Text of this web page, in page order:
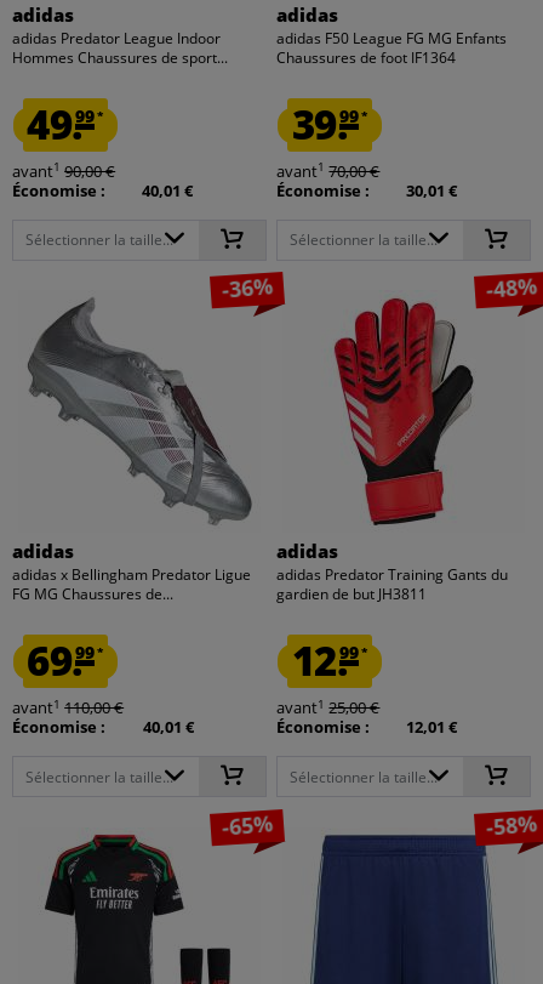
adidas
adidas Predator League Indoor
Hommes Chaussures de sport...
49.99*
avant1 90,00 €
Économise :
40,01 €
Sélectionner la taille...
adidas
adidas F50 League FG MG Enfants
Chaussures de foot IF1364
39.99*
avant1 70,00 €
Économise :
30,01 €
Sélectionner la taille...
-36%
adidas
adidas x Bellingham Predator Ligue
FG MG Chaussures de...
69.99*
avant1 110,00 €
Économise :
40,01 €
Sélectionner la taille...
-48%
adidas
adidas Predator Training Gants du
gardien de but JH3811
12.99*
avant1 25,00 €
Économise :
12,01 €
Sélectionner la taille...
-65% -58%